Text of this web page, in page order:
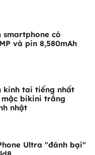
smartphone có
và pin 8,580mAh
kinh tai tiếng nhất
mặc bikini trắng
nhật
Ultra "đánh bại"